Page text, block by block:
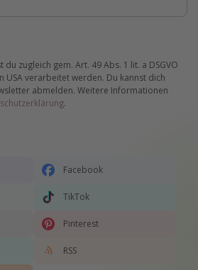
zugleich gem. Art. 49 Abs. 1 lit. a DSGVO
USA verarbeitet werden. Du kannst dich
abmelden. Weitere Informationen
.
Facebook
TikTok
Pinterest
RSS